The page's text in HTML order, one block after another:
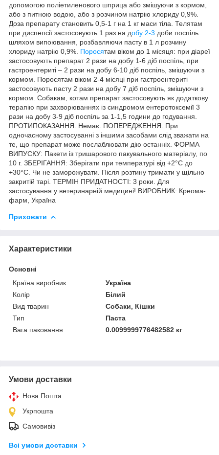
допомогою поліетиленового шприца або змішуючи з кормом,
або з питною водою, або з розчином натрію хлориду 0,9%.
Доза препарату становить 0,5-1 г на 1 кг маси тіла. Телятам
при диспепсії застосовують 1 раз на добу 2-3 доби поспіль
шляхом випоювання, розбавляючи пасту в 1 л розчину
хлориду натрію 0,9%. Поросятам віком до 1 місяця: при діареї
застосовують препарат 2 рази на добу 1-6 діб поспіль, при
гастроентериті – 2 рази на добу 6-10 діб поспіль, змішуючи з
кормом. Поросятам віком 2-4 місяці при гастроентериті
застосовують пасту 2 рази на добу 7 діб поспіль, змішуючи з
кормом. Собакам, котам препарат застосовують як додаткову
терапію при захворюваннях із синдромом ентеротоксемії 3
рази на добу 3-9 діб поспіль за 1-1,5 години до годування.
ПРОТИПОКАЗАННЯ: Немає. ПОПЕРЕДЖЕННЯ: При
одночасному застосуванні з іншими засобами слід зважати на
те, що препарат може послаблювати дію останніх. ФОРМА
ВИПУСКУ: Пакети із тришарового пакувального матеріалу, по
10 г. ЗБЕРІГАННЯ: Зберігати при температурі від +2°C до
+30°C. Чи не заморожувати. Після розтину тримати у щільно
закритій тарі. ТЕРМІН ПРИДАТНОСТІ: 3 роки. Для
застосування у ветеринарній медицині! ВИРОБНИК: Креома-
фарм, Україна
Приховати
Характеристики
Основні
Країна виробник
Україна
Колір
Білий
Вид тварин
Собаки, Кішки
Тип
Паста
Вага паковання
0.0099999776482582 кг
Умови доставки
Нова Пошта
Укрпошта
Самовивіз
Всі умови доставки